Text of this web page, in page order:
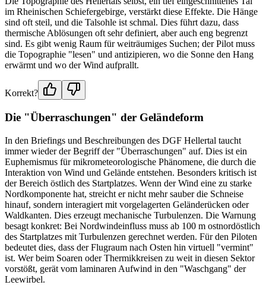
im Rheinischen Schiefergebirge, verstärkt diese Effekte. Die Hänge
sind oft steil, und die Talsohle ist schmal. Dies führt dazu, dass
thermische Ablösungen oft sehr definiert, aber auch eng begrenzt
sind. Es gibt wenig Raum für weiträumiges Suchen; der Pilot muss
die Topographie "lesen" und antizipieren, wo die Sonne den Hang
erwärmt und wo der Wind aufprallt.
Korrekt?
Die "Überraschungen" der Geländeform
In den Briefings und Beschreibungen des DGF Hellertal taucht
immer wieder der Begriff der "Überraschungen" auf. Dies ist ein
Euphemismus für mikrometeorologische Phänomene, die durch die
Interaktion von Wind und Gelände entstehen. Besonders kritisch ist
der Bereich östlich des Startplatzes. Wenn der Wind eine zu starke
Nordkomponente hat, streicht er nicht mehr sauber die Schneise
hinauf, sondern interagiert mit vorgelagerten Geländerücken oder
Waldkanten. Dies erzeugt mechanische Turbulenzen. Die Warnung
besagt konkret: Bei Nordwindeinfluss muss ab 100 m ostnordöstlich
des Startplatzes mit Turbulenzen gerechnet werden. Für den Piloten
bedeutet dies, dass der Flugraum nach Osten hin virtuell "vermint"
ist. Wer beim Soaren oder Thermikkreisen zu weit in diesen Sektor
vorstößt, gerät vom laminaren Aufwind in den "Waschgang" der
Leewirbel.